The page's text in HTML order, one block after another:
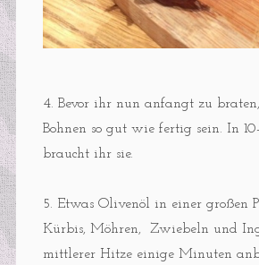
4. Bevor ihr nun anfangt zu
Bohnen so gut wie fertig sein. In
braucht ihr sie.
5. Etwas Olivenöl in einer großen
Kürbis, Möhren, Zwiebeln und
mittlerer Hitze einige Minuten